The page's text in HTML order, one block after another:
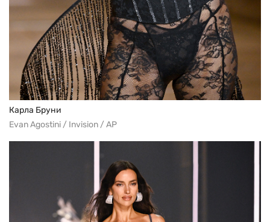
Карла Бруни
Evan Agostini / Invision / AP